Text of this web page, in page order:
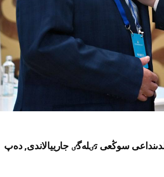
سوڭعى تٸلەگٸ جارييالاندى, دەپ